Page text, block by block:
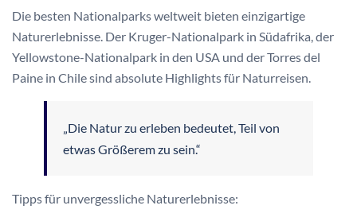
Die besten Nationalparks weltweit bieten einzigartige
Naturerlebnisse. Der Kruger-Nationalpark in Südafrika, der
Yellowstone-Nationalpark in den USA und der Torres del
Paine in Chile sind absolute Highlights für Naturreisen.
„Die Natur zu erleben bedeutet, Teil von
etwas Größerem zu sein.“
Tipps für unvergessliche Naturerlebnisse: